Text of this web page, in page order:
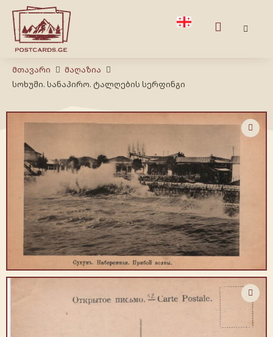
Მთავარი
Მაღაზია
სოხუმი. სანაპირო. ტალღების სერფინგი